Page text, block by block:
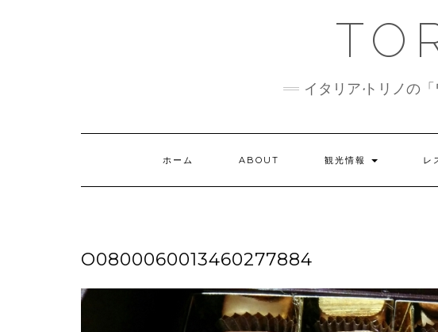
イタリア•トリノの
ホーム ABOUT 観光情報 レ
O0800060013460277884